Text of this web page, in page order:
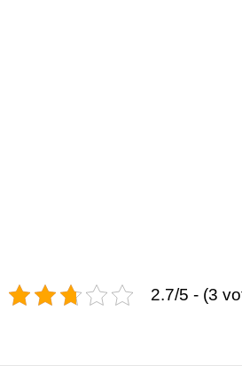
2.7/5 - (3